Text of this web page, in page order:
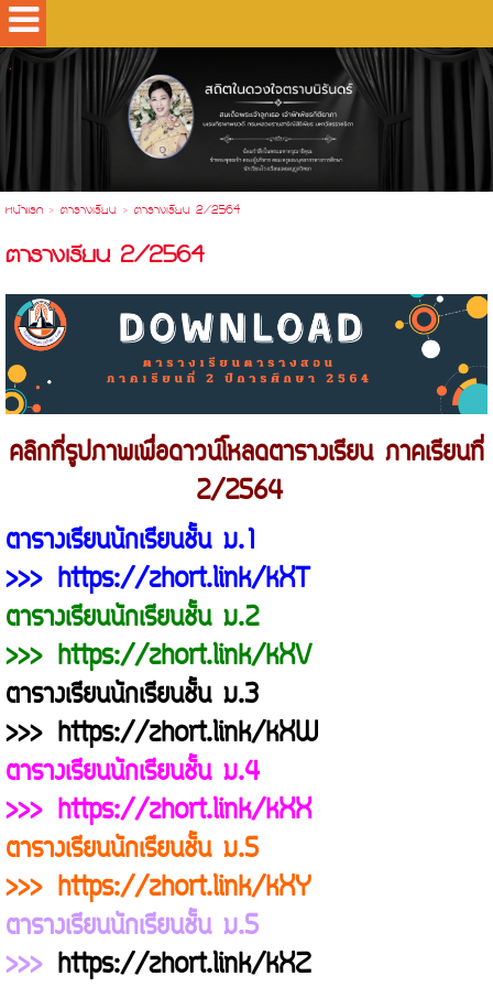
.
หน้าแรก> ตารางเรียน> ตารางเรียน 2/2564
ตารางเรียน 2/2564
คลิกที่รูปภาพเพื่อดาวน์โหลดตารางเรียน ภาคเรียนที่
2/2564
ตารางเรียนนักเรียนชั้น ม.1
>>> https://zhort.link/kXT
ตารางเรียนนักเรียนชั้น ม.2
>>> https://zhort.link/kXV
ตารางเรียนนักเรียนชั้น ม.3
>>> https://zhort.link/kXW
ตารางเรียนนักเรียนชั้น ม.4
>>> https://zhort.link/kXX
ตารางเรียนนักเรียนชั้น ม.5
>>> https://zhort.link/kXY
ตารางเรียนนักเรียนชั้น ม.5
>>> https://zhort.link/kXZ